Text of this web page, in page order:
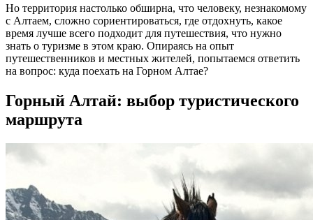
Но территория настолько обширна, что человеку, незнакомому
с Алтаем, сложно сориентироваться, где отдохнуть, какое
время лучше всего подходит для путешествия, что нужно
знать о туризме в этом краю. Опираясь на опыт
путешественников и местных жителей, попытаемся ответить
на вопрос: куда поехать на Горном Алтае?
Горный Алтай: выбор туристического
маршрута